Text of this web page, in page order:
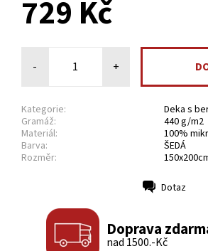
729 Kč
- +
Kategorie:
Deka s
Gramáž:
440 g/m2
Materiál:
100%
Barva:
ŠEDÁ
Rozměr:
Dotaz
Doprava
nad 1500.-Kč